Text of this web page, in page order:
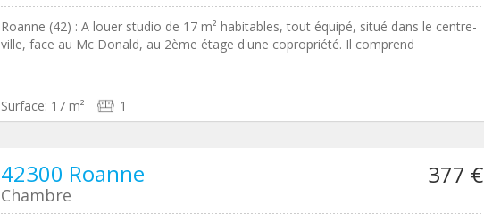
Roanne (42) : A louer studio de 17 m² habitables, tout équipé, situé dans le centre-
ville, face au Mc Donald, au 2ème étage d'une copropriété. Il comprend
Surface: 17 m² 1
42300 Roanne 377 €
Chambre